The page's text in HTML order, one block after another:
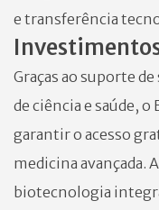
e transferência
Graças ao suporte
de ciência e saúde,
garantir o acesso
medicina avançada.
biotecnologia